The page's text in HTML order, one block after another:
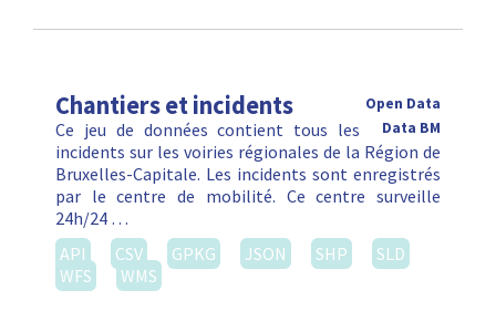
Chantiers et incidents
Open Data
Data BM
Ce jeu de données contient tous les
incidents sur les voiries régionales de la Région de
Bruxelles-Capitale. Les incidents sont enregistrés
par le centre de mobilité. Ce centre surveille
24h/24 …
API
CSV GPKG JSON SHP
SLD
WFS
WMS